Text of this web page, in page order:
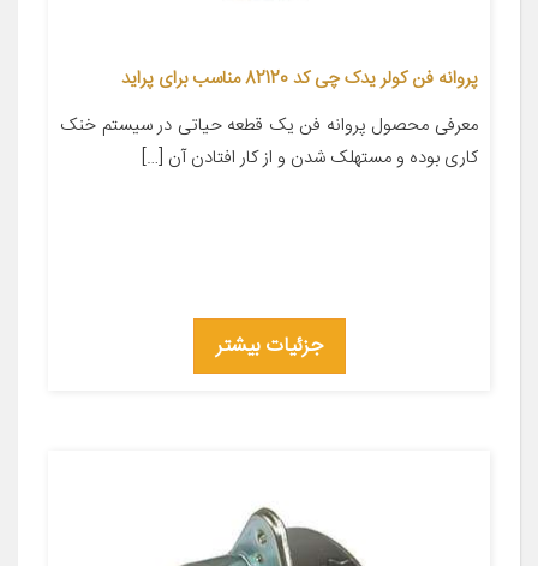
پروانه فن کولر یدک چی کد 82120 مناسب برای پراید
معرفی محصول پروانه فن یک قطعه حیاتی در سیستم خنک
کاری بوده و مستهلک شدن و از کار افتادن آن […]
جزئیات بیشتر